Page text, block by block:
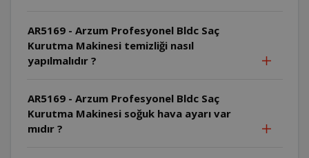
AR5169 - Arzum Profesyonel Bldc Saç
Kurutma Makinesi temizliği nasıl
yapılmalıdır ?
AR5169 - Arzum Profesyonel Bldc Saç
Kurutma Makinesi soğuk hava ayarı var
mıdır ?